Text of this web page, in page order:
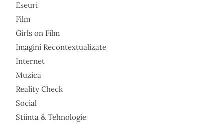
Eseuri
Film
Girls on Film
Imagini Recontextualizate
Internet
Muzica
Reality Check
Social
Stiinta & Tehnologie